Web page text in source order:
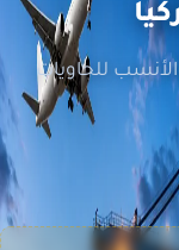
للحاويات